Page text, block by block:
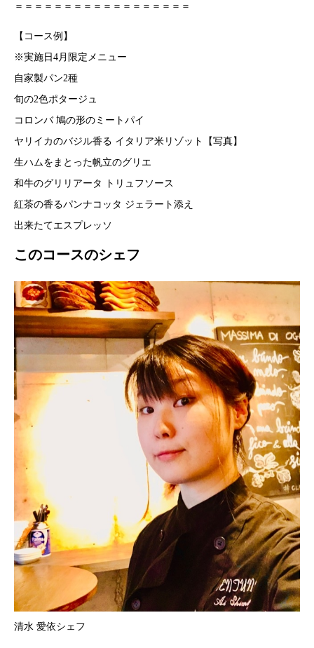
＝＝＝＝＝＝＝＝＝＝＝＝＝＝＝＝＝＝
【コース例】
※実施日4月限定メニュー
自家製パン2種
旬の2色ポタージュ
コロンバ 鳩の形のミートパイ
ヤリイカのバジル香る イタリア米リゾット【写真】
生ハムをまとった帆立のグリエ
和牛のグリリアータ トリュフソース
紅茶の香るパンナコッタ ジェラート添え
出来たてエスプレッソ
このコースのシェフ
清水 愛依シェフ